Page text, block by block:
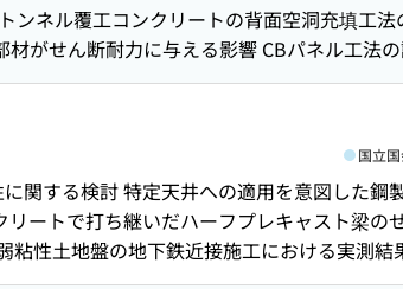
膜と空気圧を利用した遮音量可変型軽量遮
した乾式二重床の床面剛性が防振効果に与
存中規模事務所ビルの ZEB 実現に向けた
クト比および接近流の乱れの強さによる影響
を認識し材質判定を行うロボットビジョン
通信の利用に向けた基礎検証 水循環型ビオ
外発表論文一覧（2019年1月～2019年12月）
ンネル覆工コンクリートの背面空洞充填工法
がせん断耐力に与える影響 CBパネル工法
レキャスト部材を用いた鉄筋コンクリート
が小さい十字形接合部の検討 SWITCH-sp（
軸力を支持する逆打ち構真柱鉄骨根入れ部に
体応力に関するケーススタディ
高層鉄骨造建物を対象とした強非線形領域
カム材料で構成されるMSIの遮音性能 木造
性についての研究 天井放射空調システムの
国立
関する検討 特定天井への適用を意図した鋼
ートで打ち継いだハーフプレキャスト梁の
性土地盤の地下鉄近接施工における実測結
よびベントナイトを利用した埋戻し材の力